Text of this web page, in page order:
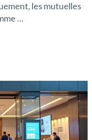
les mutuelles
…